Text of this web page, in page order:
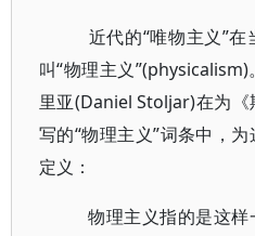
近代的“唯物主义”
叫“物理主义
里亚(Daniel Stoljar)在为
写的“物理主义”词条中，
定义：
物理主义指的是这样